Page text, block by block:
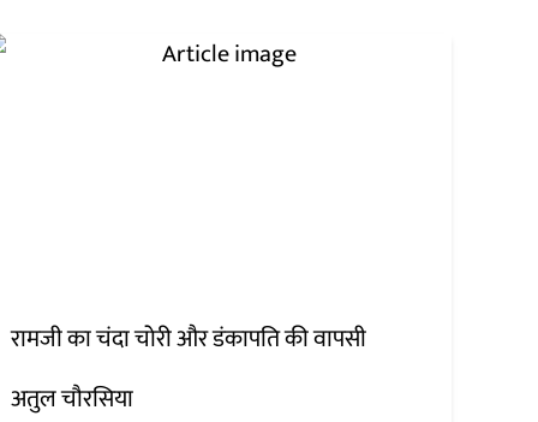
रामजी का चंदा चोरी और डंकापति की वापसी
अतुल चौरसिया